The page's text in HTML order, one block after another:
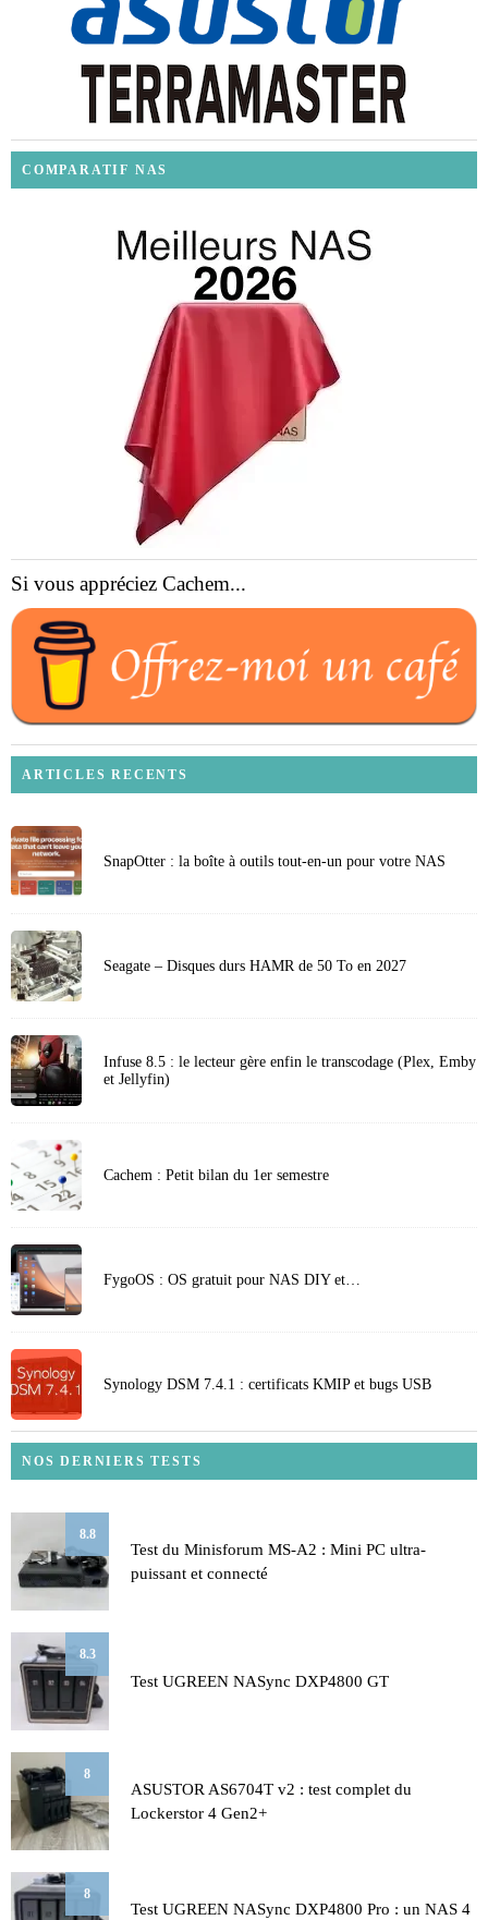
COMPARATIF NAS
Si vous appréciez Cachem...
ARTICLES RECENTS
SnapOtter : la boîte à outils tout-en-un pour votre NAS
Seagate – Disques durs HAMR de 50 To en 2027
Infuse 8.5 : le lecteur gère enfin le transcodage (Plex, Emby
et Jellyfin)
Cachem : Petit bilan du 1er semestre
FygoOS : OS gratuit pour NAS DIY et…
Synology DSM 7.4.1 : certificats KMIP et bugs USB
NOS DERNIERS TESTS
8.8
Test du Minisforum MS-A2 : Mini PC ultra-
puissant et connecté
8.3
Test UGREEN NASync DXP4800 GT
8
ASUSTOR AS6704T v2 : test complet du
Lockerstor 4 Gen2+
8
Test UGREEN NASync DXP4800 Pro : un NAS 4